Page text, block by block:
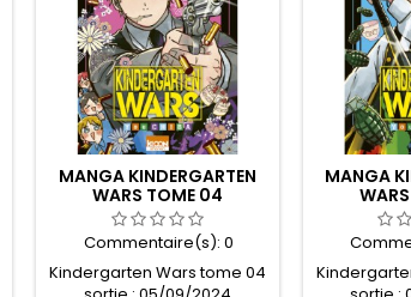
MANGA KINDERGARTEN
WARS TOME 04
Commentaire(s): 0
Kindergarten Wars tome 04
MANGA